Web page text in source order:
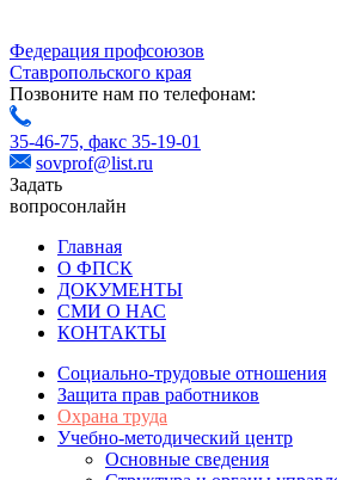
Федерация профсоюзов
Ставропольского края
Позвоните нам по телефонам:
35-46-75, факс 35-19-01
sovprof@list.ru
Задать
вопросонлайн
Главная
О ФПСК
ДОКУМЕНТЫ
СМИ О НАС
КОНТАКТЫ
Социально-трудовые отношения
Защита прав работников
Охрана труда
Учебно-методический центр
Основные сведения